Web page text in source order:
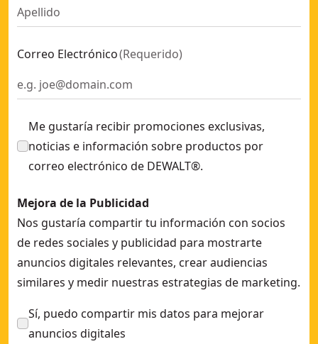
Correo Electrónico(Requerido)
Me gustaría recibir promociones exclusivas,
noticias e información sobre productos por
correo electrónico de DEWALT®.
Mejora de la Publicidad
Nos gustaría compartir tu información con socios
de redes sociales y publicidad para mostrarte
anuncios digitales relevantes, crear audiencias
similares y medir nuestras estrategias de marketing.
Sí, puedo compartir mis datos para mejorar
anuncios digitales